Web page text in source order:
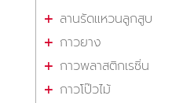
ลานรัดแหวนลูกสูบ
กาวยาง
กาวพลาสติกเรซิ่น
กาวโป๊วไม้